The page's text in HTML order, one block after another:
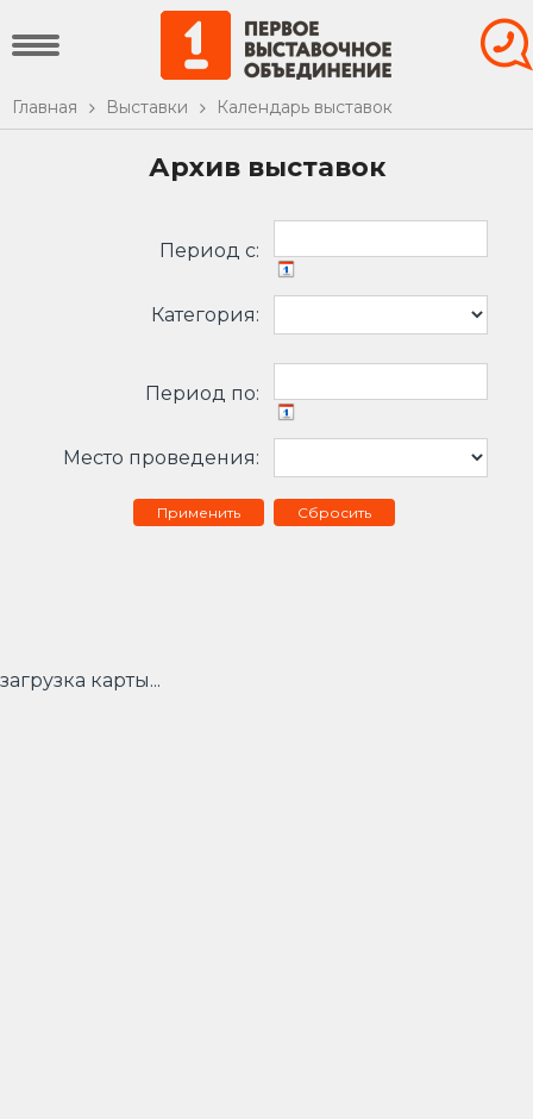
Главная Выставки Календарь выставок
Архив выставок
Период c:
Категория:
Период по:
Место проведения:
Сбросить
загрузка карты...